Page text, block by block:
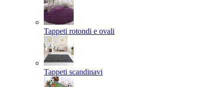
Tappeti rotondi e ovali
Tappeti scandinavi